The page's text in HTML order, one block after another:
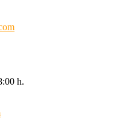
h.